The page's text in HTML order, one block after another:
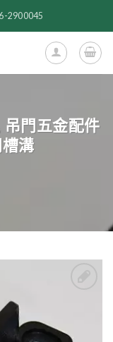
2900045
門五金配件
溝